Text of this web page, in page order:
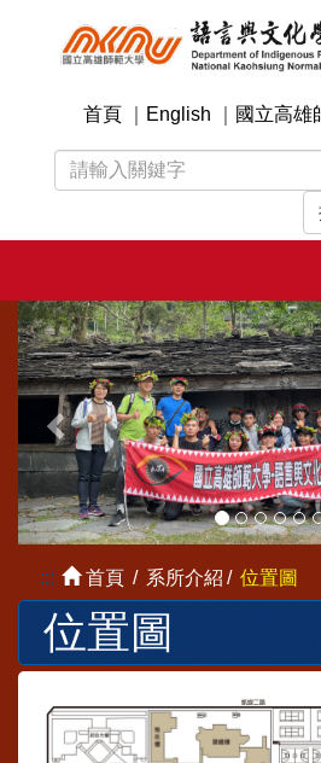
首頁
English 國立高雄
上
一
張
::: 首頁 系所介紹 位置圖
位置圖